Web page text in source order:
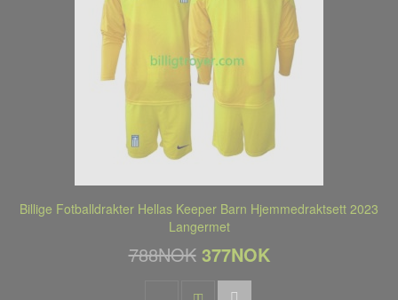
Billige Fotballdrakter Hellas Keeper Barn Hjemmedraktsett 2023
Langermet
788NOK 377NOK